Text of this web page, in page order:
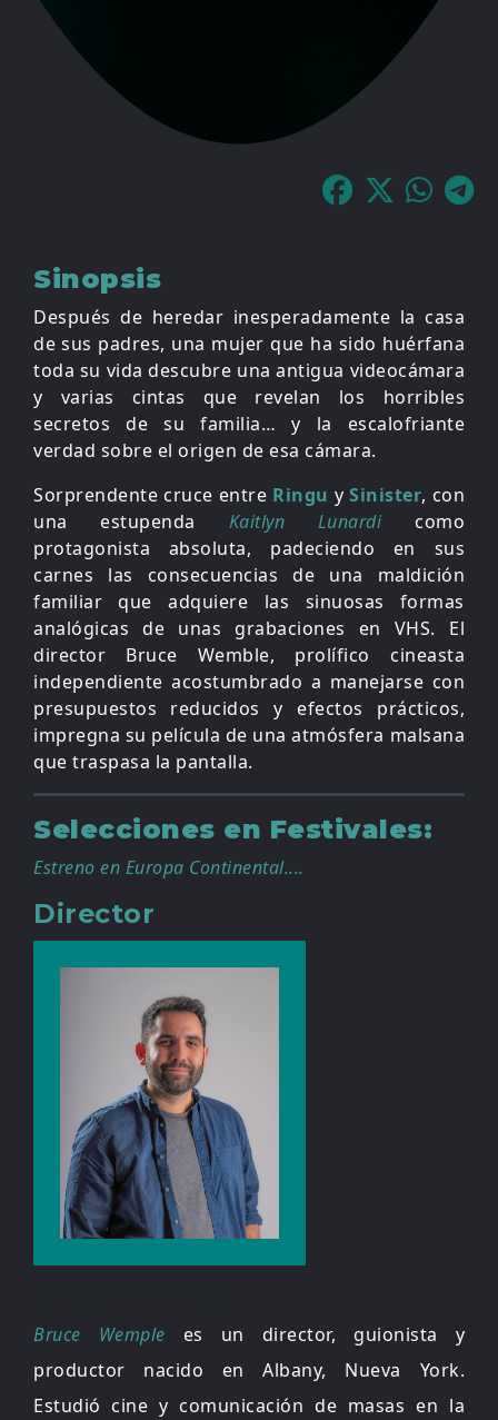
Sinopsis
Después de heredar inesperadamente la casa
de sus padres, una mujer que ha sido huérfana
toda su vida descubre una antigua videocámara
y varias cintas que revelan los horribles
secretos de su familia… y la escalofriante
verdad sobre el origen de esa cámara.
Sorprendente cruce entre Ringu y Sinister, con
una estupenda Kaitlyn Lunardi como
protagonista absoluta, padeciendo en sus
carnes las consecuencias de una maldición
familiar que adquiere las sinuosas formas
analógicas de unas grabaciones en VHS. El
director Bruce Wemble, prolífico cineasta
independiente acostumbrado a manejarse con
presupuestos reducidos y efectos prácticos,
impregna su película de una atmósfera malsana
que traspasa la pantalla.
Selecciones en Festivales:
Estreno en Europa Continental....
Director
Bruce Wemple es un director, guionista y
productor nacido en Albany, Nueva York.
Estudió cine y comunicación de masas en la